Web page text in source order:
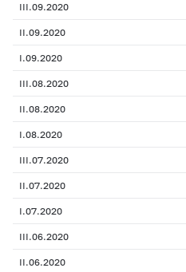
III.09.2020
II.09.2020
I.09.2020
III.08.2020
II.08.2020
I.08.2020
III.07.2020
II.07.2020
I.07.2020
III.06.2020
II.06.2020